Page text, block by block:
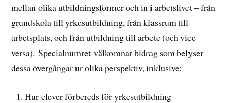
mellan olika utbildningsformer och in i arbetslivet – från
grundskola till yrkesutbildning, från klassrum till
arbetsplats, och från utbildning till arbete (och vice
versa). Specialnumret välkomnar bidrag som belyser
dessa övergångar ur olika perspektiv, inklusive:
Hur elever förbereds för yrkesutbildning